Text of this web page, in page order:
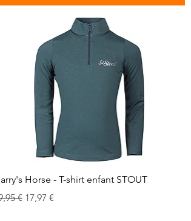
Aperçu rapide
Horse - T-shirt enfant STOUT
original
€ Prix promotionnel
17,97 €